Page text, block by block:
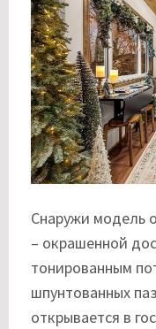
Снаружи модель
– окрашенной
тонированным
шпунтованных
открывается в